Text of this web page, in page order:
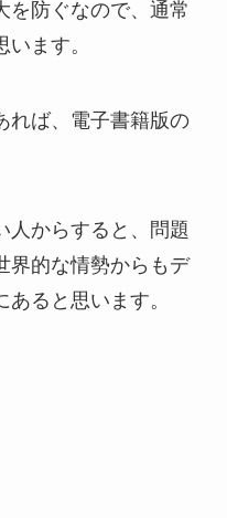
を防ぐなので、通常
ます。
れば、電子書籍版の
人からすると、問題
界的な情勢からもデ
ると思います。